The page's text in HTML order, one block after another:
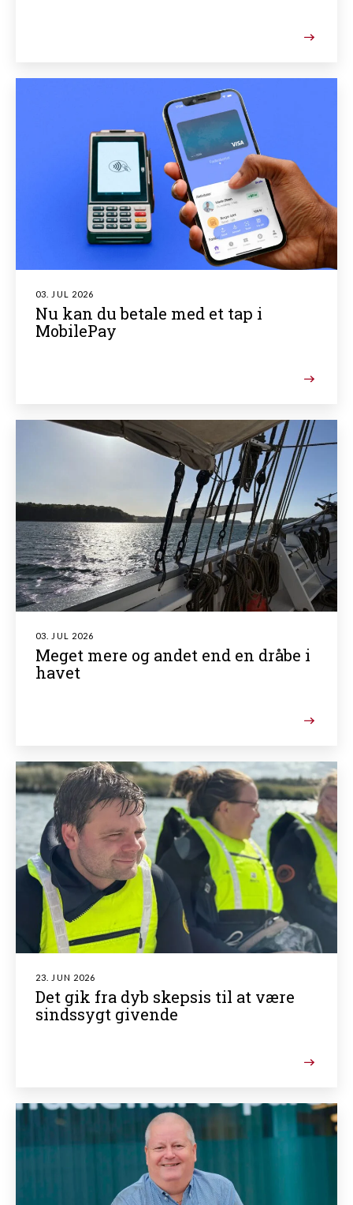
03. JUL 2026
Nu kan du betale med et tap i
MobilePay
03. JUL 2026
Meget mere og andet end en dråbe i
havet
23. JUN 2026
Det gik fra dyb skepsis til at være
sindssygt givende